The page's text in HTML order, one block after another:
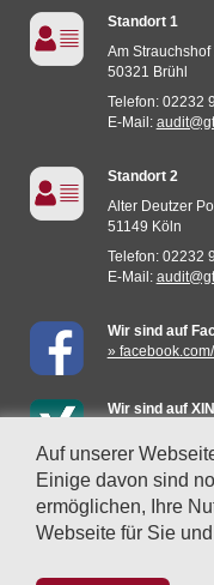
Standort 1
Am Strauchshof
50321 Brühl
Telefon: 02232
E-Mail:
Standort 2
Alter Deutzer
51149 Köln
Telefon: 02232
E-Mail:
Wir sind auf
»
Wir sind auf
Auf unserer
Einige davon sind
ermöglichen, Ihre
Webseite für Sie